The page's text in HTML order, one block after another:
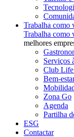
Trabalha como
Trabalha como
melhores
Serviços
Club Life
Bem-
Zona Go
Agenda
Partilha
ESG
Contactar